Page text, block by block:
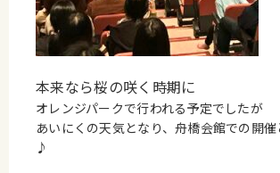
本来なら桜の咲く時期に
オレンジパークで行われる予定でしたが
あいにくの天気となり、舟橋会館での開
♪